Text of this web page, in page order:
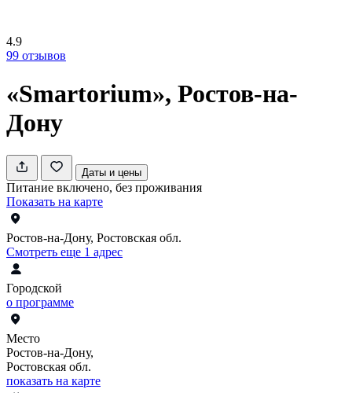
4.9
99 отзывов
«Smartorium», Ростов-на-
Дону
Даты и цены
Питание включено, без проживания
Показать на карте
Ростов-на-Дону, Ростовская обл.
Смотреть еще 1 адрес
Городской
о программе
Место
Ростов-на-Дону,
Ростовская обл.
показать на карте